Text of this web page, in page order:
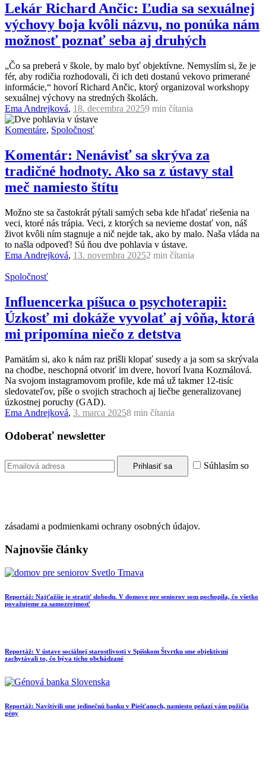
Lekár Richard Ančic: Ľudia sa sexuálnej
výchovy boja kvôli názvu, no ponúka nám
možnosť poznať seba aj druhých
„Čo sa preberá v škole, by malo byť objektívne. Nemyslím si, že je
fér, aby rodičia rozhodovali, či ich deti dostanú vekovo primerané
informácie,“ hovorí Richard Ančic, ktorý organizoval workshopy
sexuálnej výchovy na stredných školách.
Ema Andrejková, 18. decembra 20259 min čítania
Komentáre, Spoločnosť
Komentár: Nenávisť sa skrýva za
tradičné hodnoty. Ako sa z ústavy stal
meč namiesto štítu
Možno ste sa častokrát pýtali samých seba kde hľadať riešenia na
veci, ktoré nás trápia. Veci, z ktorých sa nevieme dostať von, náš
život kvôli ním stagnuje a nič nejde tak, ako by malo. Naša vláda na
to našla odpoveď! Sú ňou dve pohlavia v ústave.
Ema Andrejková, 13. novembra 20252 min čítania
Spoločnosť
Influencerka píšuca o psychoterapii:
Úzkosť mi dokáže vyvolať aj vôňa, ktorá
mi pripomína niečo z detstva
Pamätám si, ako k nám raz prišli klopať susedy a ja som sa skrývala
na chodbe, neschopná otvoriť im dvere, hovorí Ivana Kozmálová.
Na svojom instagramovom profile, kde má už takmer 12-tisíc
sledovateľov, píše o svojich strachoch aj liečbe generalizovanej
úzkostnej poruchy (GAD).
Ema Andrejková, 3. marca 20258 min čítania
Odoberať newsletter
Súhlasím so
zásadami a podmienkami ochrany osobných údajov.
Najnovšie články
Reportáž: Najťažšie je stratiť slobodu. V domove pre seniorov som pochopila, čo všetko
považujeme za samozrejmosť
Reportáž: V ústave sociálnej starostlivosti v Spišskom Štvrtku sme objektívmi
zachytávali to, čo býva ticho obchádzané
Reportáž: Navštívili sme jedinečnú banku v Piešťanoch, namiesto peňazí vám požičia
gény